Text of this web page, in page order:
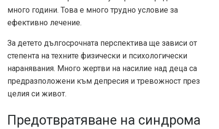
много години. Това е много трудно условие за
ефективно лечение.
За детето дългосрочната перспектива ще зависи от
степента на техните физически и психологически
наранявания. Много жертви на насилие над деца са
предразположени към депресия и тревожност през
целия си живот.
Предотвратяване на синдрома